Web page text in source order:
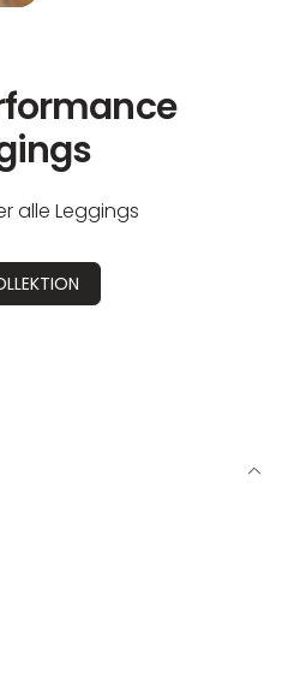
alle Leggings